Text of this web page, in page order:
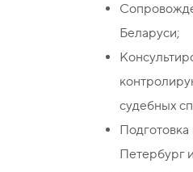
Беларуси;
судебных
Петербург